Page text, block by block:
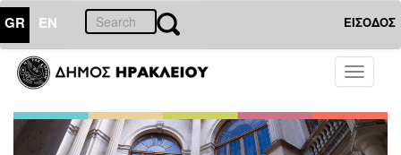
GR EN ΕΙΣΟΔΟΣ
Toggle
ΕΠΙΚΑΙΡΟΤΗΤΑ
Τύπου
Αρχείο